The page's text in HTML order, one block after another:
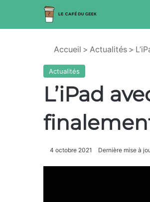
Accueil > Actualités >
Actualités
L’iPad
4 octobre 2021 Dernière mise à